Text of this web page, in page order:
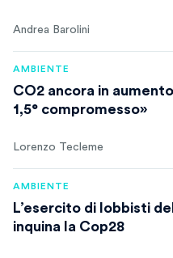
Andrea Barolini
AMBIENTE
CO2 ancora in
1,5° compromesso»
Lorenzo Tecleme
AMBIENTE
L’esercito di lobbisti
inquina la Cop28